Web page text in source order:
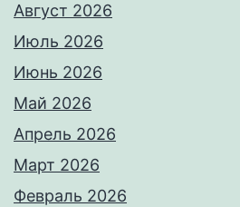
Август 2026
Июль 2026
Июнь 2026
Май 2026
Апрель 2026
Март 2026
Февраль 2026